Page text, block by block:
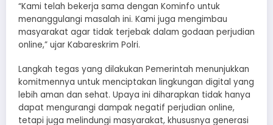
“Kami telah bekerja sama dengan Kominfo untuk
menanggulangi masalah ini. Kami juga mengimbau
masyarakat agar tidak terjebak dalam godaan perjudian
online,” ujar Kabareskrim Polri.
Langkah tegas yang dilakukan Pemerintah menunjukkan
komitmennya untuk menciptakan lingkungan digital yang
lebih aman dan sehat. Upaya ini diharapkan tidak hanya
dapat mengurangi dampak negatif perjudian online,
tetapi juga melindungi masyarakat, khususnya generasi